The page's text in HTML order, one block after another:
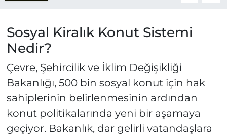
Sosyal Kiralık Konut Sistemi
Nedir?
Çevre, Şehircilik ve İklim Değişikliği
Bakanlığı, 500 bin sosyal konut için hak
sahiplerinin belirlenmesinin ardından
konut politikalarında yeni bir aşamaya
geçiyor. Bakanlık, dar gelirli vatandaşlara